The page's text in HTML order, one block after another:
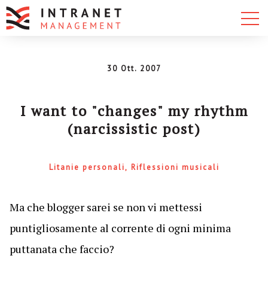
30 Ott. 2007
I want to "changes" my rhythm
(narcissistic post)
Litanie personali Riflessioni musicali
Ma che blogger sarei se non vi mettessi
puntigliosamente al corrente di ogni minima
puttanata che faccio?